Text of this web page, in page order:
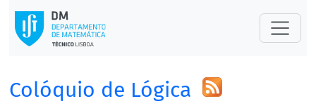
Colóquio de Lógica